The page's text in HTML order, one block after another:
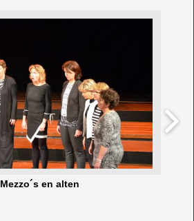
Mezzo´s en alten